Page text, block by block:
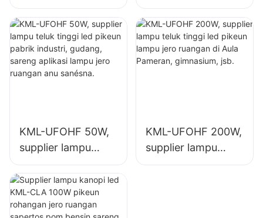
teluk tinggi led
pikeun pabrik
industri, gudang,
sareng aplikasi
lampu jero ruangan
teluk tinggi led
pikeun lampu jero
ruangan di pabrik
industri,
KML-UFOHF 50W,
supplier lampu
teluk tinggi led
pikeun pabrik
industri, gudang,
sareng aplikasi
KML-UFOHF 200W,
supplier lampu
teluk tinggi led